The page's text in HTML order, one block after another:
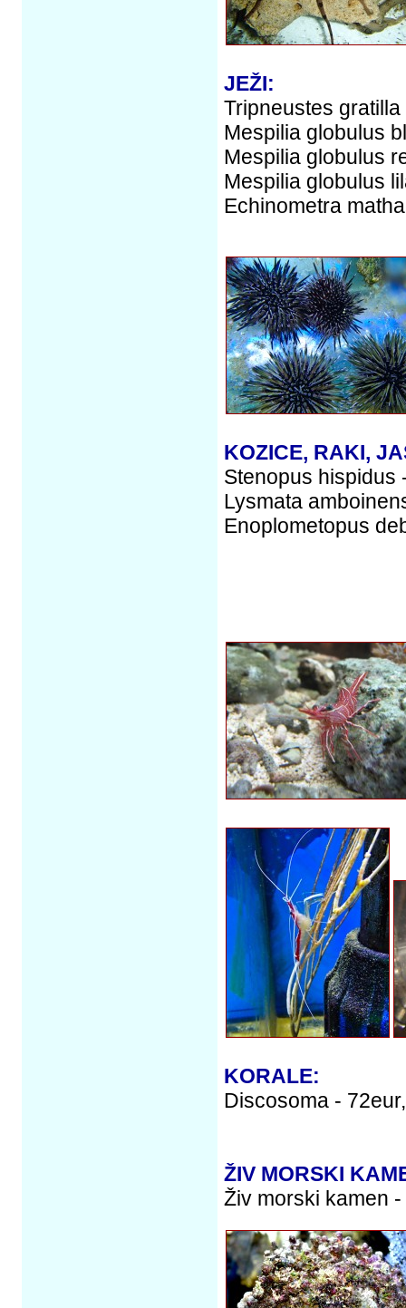
JEŽI:
Tripneustes
Mespilia globulus
Mespilia globulus
Mespilia globulus
Echinometra
KOZICE, RAKI,
Stenopus hispidus
Lysmata
Enoplometopus
KORALE:
Discosoma -
ŽIV MORSKI
Živ morski kamen